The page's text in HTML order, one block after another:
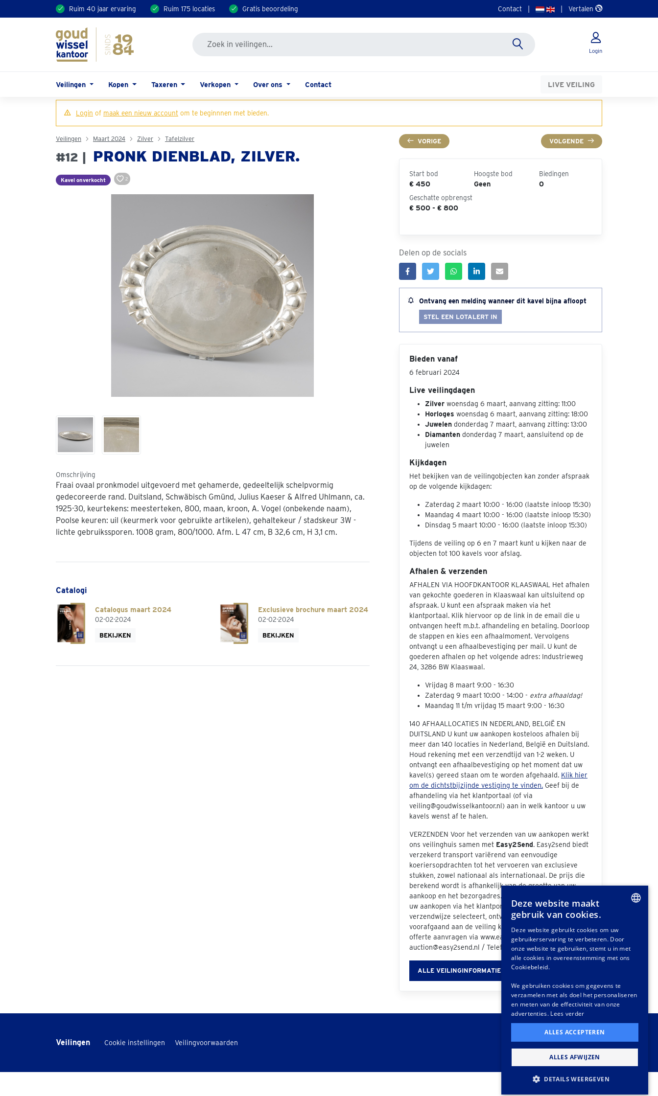
Ruim 40 jaar ervaring Ruim 175 locaties Gratis beoordeling Contact Vertalen
Login
Veilingen Kopen Taxeren Verkopen Over ons Contact LIVE VEILING
Login of maak een nieuw account om te beginnnen met bieden.
VORIGE VOLGENDE
Veilingen Maart 2024 Zilver Tafelzilver
#12 | PRONK DIENBLAD, ZILVER.
Kavel onverkocht 2
Omschrijving
Fraai ovaal pronkmodel uitgevoerd met gehamerde, gedeeltelijk schelpvormig
gedecoreerde rand. Duitsland, Schwäbisch Gmünd, Julius Kaeser & Alfred Uhlmann, ca.
1925-30, keurtekens: meesterteken, 800, maan, kroon, A. Vogel (onbekende naam),
Poolse keuren: uil (keurmerk voor gebruikte artikelen), gehaltekeur / stadskeur 3W -
lichte gebruikssporen. 1008 gram, 800/1000. Afm. L 47 cm, B 32,6 cm, H 3,1 cm.
Catalogi
Catalogus maart 2024
02-02-2024
BEKIJKEN
Exclusieve brochure maart 2024
02-02-2024
BEKIJKEN
Start bod
€ 450
Hoogste bod
Geen
Biedingen
0
Geschatte opbrengst
€ 500 - € 800
Delen op de socials
Ontvang een melding wanneer dit kavel bijna afloopt
STEL EEN LOTALERT IN
Bieden vanaf
6 februari 2024
Live veilingdagen
Zilver woensdag 6 maart, aanvang zitting: 11:00
Horloges woensdag 6 maart, aanvang zitting: 18:00
Juwelen donderdag 7 maart, aanvang zitting: 13:00
Diamanten donderdag 7 maart, aansluitend op de
juwelen
Kijkdagen
Het bekijken van de veilingobjecten kan zonder afspraak
op de volgende kijkdagen:
Zaterdag 2 maart 10:00 - 16:00 (laatste inloop 15:30)
Maandag 4 maart 10:00 - 16:00 (laatste inloop 15:30)
Dinsdag 5 maart 10:00 - 16:00 (laatste inloop 15:30)
Tijdens de veiling op 6 en 7 maart kunt u kijken naar de
objecten tot 100 kavels voor afslag.
Afhalen & verzenden
AFHALEN VIA HOOFDKANTOOR KLAASWAAL Het afhalen
van gekochte goederen in Klaaswaal kan uitsluitend op
afspraak. U kunt een afspraak maken via het
klantportaal. Klik hiervoor op de link in de email die u
ontvangen heeft m.b.t. afhandeling en betaling. Doorloop
de stappen en kies een afhaalmoment. Vervolgens
ontvangt u een afhaalbevestiging per mail. U kunt de
goederen afhalen op het volgende adres: Industrieweg
24, 3286 BW Klaaswaal.
Vrijdag 8 maart 9:00 - 16:30
Zaterdag 9 maart 10:00 - 14:00 - extra afhaaldag!
Maandag 11 t/m vrijdag 15 maart 9:00 - 16:30
140 AFHAALLOCATIES IN NEDERLAND, BELGIË EN
DUITSLAND U kunt uw aankopen kosteloos afhalen bij
meer dan 140 locaties in Nederland, België en Duitsland.
Houd rekening met een verzendtijd van 1-2 weken. U
ontvangt een afhaalbevestiging op het moment dat uw
kavel(s) gereed staan om te worden afgehaald. Klik hier
om de dichtstbijzijnde vestiging te vinden. Geef bij de
afhandeling via het klantportaal (of via
veiling@goudwisselkantoor.nl) aan in welk kantoor u uw
kavels wenst af te halen.
VERZENDEN Voor het verzenden van uw aankopen werkt
ons veilinghuis samen met Easy2Send. Easy2send biedt
verzekerd transport variërend van eenvoudige
koeriersopdrachten tot het vervoeren van exclusieve
stukken, zowel nationaal als internationaal. De prijs die
berekend wordt is afhankelijk van de grootte van uw
aankoop en het bezorgadres. Als u bij de afhandeling van
uw aankopen via het klantportaal "Easy2Send" als
verzendwijze selecteert, ontvangt u een offerte. Ook
voorafgaand aan de veiling kunt u vrijblijvend een
offerte aanvragen via www.easy2send.nl/veilingen /
auction@easy2send.nl / Telefoon: (+31) 88 330 0999.
ALLE VEILINGINFORMATIE
Veilingen - Cookie instellingen Veilingvoorwaarden
GERMAN
FRENCH
Deze website maakt
gebruik van cookies.
Deze website gebruikt cookies om uw
gebruikerservaring te verbeteren. Door
onze website te gebruiken, stemt u in met
alle cookies in overeenstemming met ons
Cookiebeleid.
We gebruiken cookies om gegevens te
verzamelen met als doel het personaliseren
en meten van de effectiviteit van onze
advertenties. Lees verder
ALLES ACCEPTEREN
ALLES AFWIJZEN
DETAILS WEERGEVEN